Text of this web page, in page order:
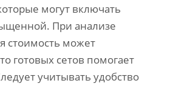
могут включать
При анализе
стоимость может
готовых сетов помогает
учитывать удобство